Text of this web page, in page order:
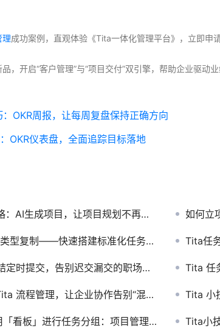
理成功案例，直观体验《Tita一体化管理平台》，立即申
，开启“客户管理”与“项目交付”双引擎，帮助企业驱动
OKR周报，让每周复盘保持正确方向
OKR仪表盘，全面追踪目标落地
AI生成项目，让项目规划不再茫然 如何立
复制——快速搭建标准化任务模板库 Tita任
提交，告别迟交漏交的职场小尴尬 Tita 任
程管理，让企业协作告别“混乱接力” Tita 小
」进行任务分组：项目管理的可视化利器 Tita小技